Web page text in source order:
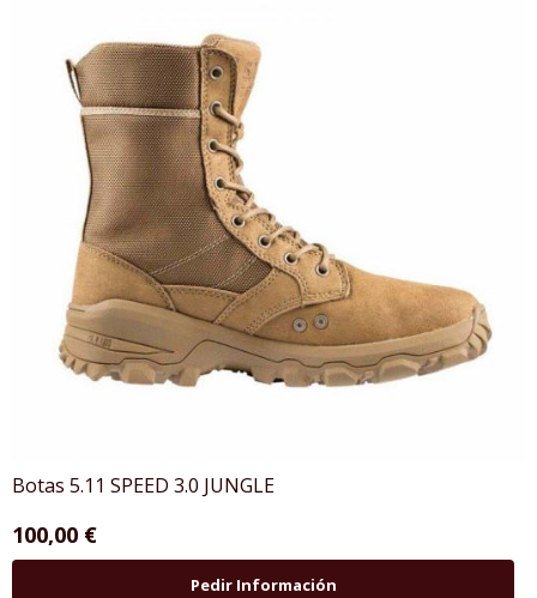
Botas 5.11 SPEED 3.0 JUNGLE
100,00 €
Pedir Información